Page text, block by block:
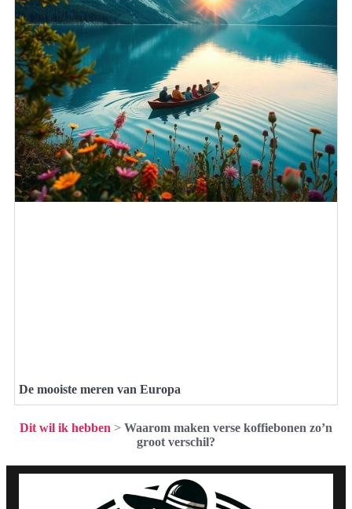
De mooiste meren van Europa
Dit wil ik hebben > Waarom maken verse koffiebonen zo’n
groot verschil?